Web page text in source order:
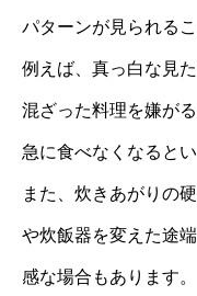
パターンが見られる
例えば、真っ白な見
混ざった料理を嫌が
急に食べなくなると
また、炊きあがりの
や炊飯器を変えた途
感な場合もあります。